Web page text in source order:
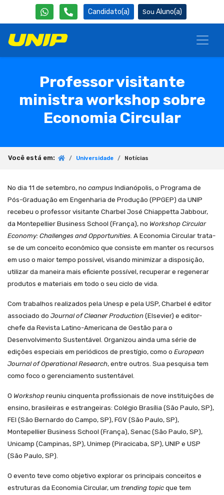
Candidato(a) Aluno(a)
Professor visitante
ministra workshop sobre
Economia Circular
Você está em: Universidade Notícias
No dia 11 de setembro, no campus Indianópolis, o Programa de
Pós-Graduação em Engenharia de Produção (PPGEP) da UNIP
recebeu o professor visitante Charbel José Chiappetta Jabbour,
da Montepellier Business School (França), no Workshop Circular
Economy: Challenges and Opportunities. A Economia Circular trata-
se de um conceito econômico que consiste em manter os recursos
em uso o maior tempo possível, visando minimizar a disposição,
utilizar da maneira mais eficiente possível, recuperar e regenerar
produtos e materiais em todo o seu ciclo de vida.
Com trabalhos realizados pela Unesp e pela USP, Charbel é editor
associado do Journal of Cleaner Production (Elsevier) e editor-
chefe da Revista Latino-Americana de Gestão para o
Desenvolvimento Sustentável. Organizou ainda uma série de
edições especiais em periódicos de prestígio, como o European
Journal of Operational Research, entre outros. Sua pesquisa tem
como foco o gerenciamento sustentável.
O Workshop reuniu cinquenta profissionais de nove instituições de
ensino, brasileiras e estrangeiras: Colégio Brasília (São Paulo, SP),
FEI (São Bernardo do Campo, SP), FGV (São Paulo, SP),
Montepellier Business School (França), Senac (São Paulo, SP),
Unicamp (Campinas, SP), Unimep (Piracicaba, SP), UNIP e USP
(São Paulo, SP).
O evento teve como objetivo explorar os principais conceitos e
estruturas da Economia Circular, um trending topic que tem